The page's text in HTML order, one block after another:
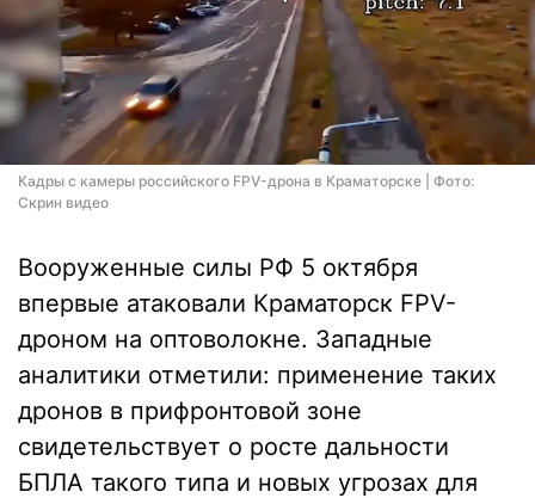
Кадры с камеры российского FPV-дрона в Краматорске | Фото:
Скрин видео
Вооруженные силы РФ 5 октября
впервые атаковали Краматорск FPV-
дроном на оптоволокне. Западные
аналитики отметили: применение таких
дронов в прифронтовой зоне
свидетельствует о росте дальности
БПЛА такого типа и новых угрозах для